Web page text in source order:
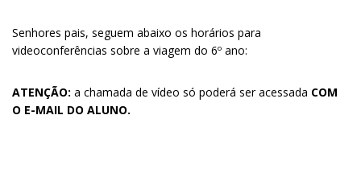
Senhores pais, seguem abaixo os horários para
videoconferências sobre a viagem do 6º ano:
ATENÇÃO: a chamada de vídeo só poderá ser acessada COM
O E-MAIL DO ALUNO.